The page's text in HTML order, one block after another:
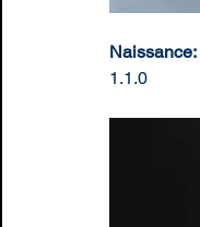
Naissance:
1.1.0